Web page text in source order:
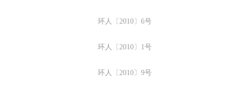
环人〔2010〕6号
环人〔2010〕1号
环人〔2010〕9号